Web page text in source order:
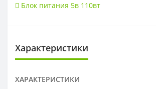
Блок питания 5в 110вт
Характеристики
ХАРАКТЕРИСТИКИ